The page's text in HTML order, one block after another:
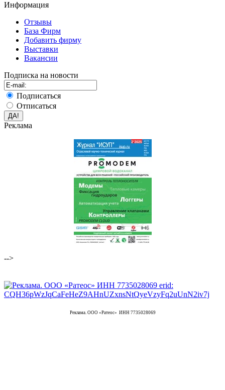
Информация
Отзывы
База Фирм
Добавить фирму
Выставки
Вакансии
Подписка на новости
Подписаться
Отписаться
Реклама
-->
Реклама. ООО «Ратеос» ИНН 7735028069